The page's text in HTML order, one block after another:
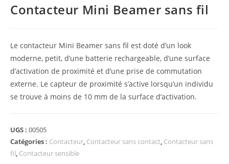
Contacteur Mini Beamer sans fil
Le contacteur Mini Beamer sans fil est doté d’un look
moderne, petit, d’une batterie rechargeable, d’une surface
d’activation de proximité et d’une prise de commutation
externe. Le capteur de proximité s’active lorsqu’un individu
se trouve à moins de 10 mm de la surface d’activation.
UGS : 00505
Catégories : Contacteur Contacteur sans contact Contacteur sans
fil Contacteur sensible